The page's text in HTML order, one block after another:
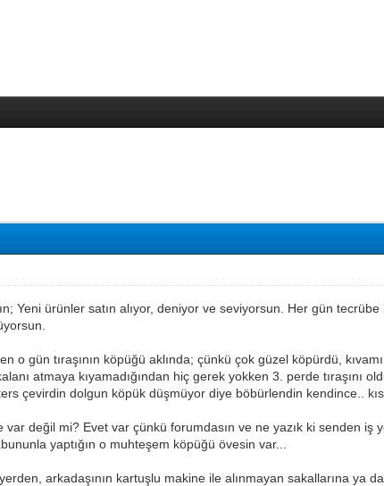
Yeni ürünler satın alıyor, deniyor ve seviyorsun. Her gün tecrübe
o gün tıraşının köpüğü aklında; çünkü çok güzel köpürdü,
atmaya kıyamadığından hiç gerek yokken 3. perde tıraşını
çevirdin dolgun köpük düşmüyor diye böbürlendin kendince..
değil mi? Evet var çünkü forumdasın ve ne yazık ki senden iş
yaptığın o muhteşem köpüğü övesin var...
arkadaşının kartuşlu makine ile alınmayan sakallarına ya